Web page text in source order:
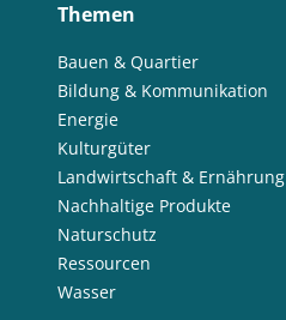
Themen
Bauen & Quartier
Bildung & Kommunikation
Energie
Kulturgüter
Landwirtschaft & Ernährung
Nachhaltige Produkte
Naturschutz
Ressourcen
Wasser